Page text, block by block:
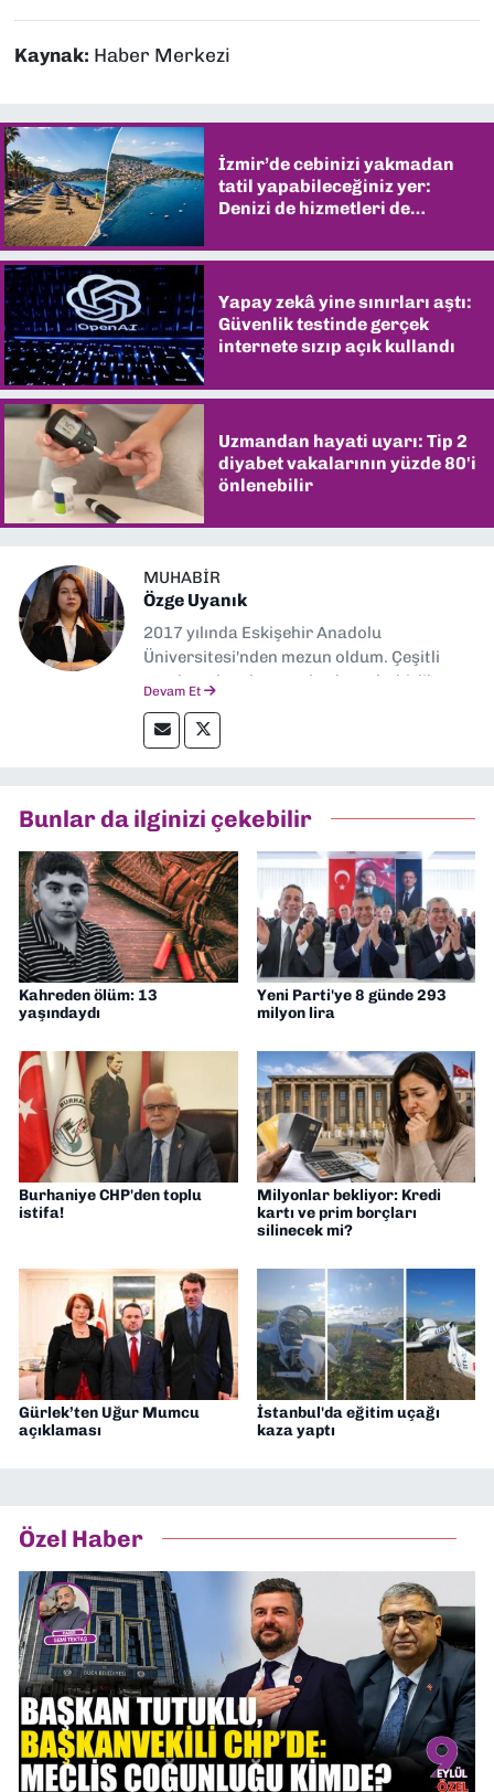
Kaynak: Haber Merkezi
İzmir’de cebinizi yakmadan
tatil yapabileceğiniz yer:
Denizi de hizmetleri de
Yapay zekâ yine sınırları aştı:
Güvenlik testinde gerçek
internete sızıp açık kullandı
Uzmandan hayati uyarı: Tip 2
diyabet vakalarının yüzde 80'i
önlenebilir
MUHABIR
Özge Uyanık
2017 yılında Eskişehir Anadolu
Üniversitesi'nden mezun oldum. Çeşitli
yerel ve ulusal gazetelerde muhabirlik
hakları alanlarında haberler üretmeye
odaklanıyorum.
Devam Et
Bunlar da ilginizi çekebilir
Kahreden ölüm: 13
yaşındaydı
Yeni Parti'ye 8 günde 293
milyon lira
Burhaniye CHP'den toplu
istifa!
Milyonlar bekliyor: Kredi
kartı ve prim borçları
silinecek mi?
Gürlek’ten Uğur Mumcu
açıklaması
İstanbul'da eğitim uçağı
kaza yaptı
Özel Haber